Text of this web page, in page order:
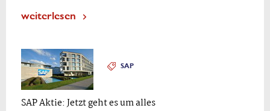
weiterlesen
SAP
SAP Aktie: Jetzt geht es um alles